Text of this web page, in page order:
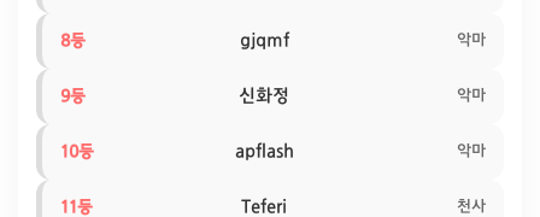
8등 gjqmf 악마
9등 신화정 악마
10등 apflash 악마
11등 Teferi 천사